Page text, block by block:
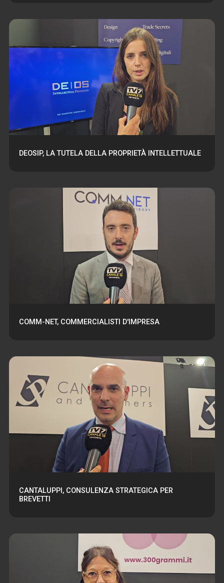
DEOSIP, LA TUTELA DELLA PROPRIETÀ INTELLETTUALE
COMM-NET, COMMERCIALISTI D'IMPRESA
CANTALUPPI, CONSULENZA STRATEGICA PER
BREVETTI